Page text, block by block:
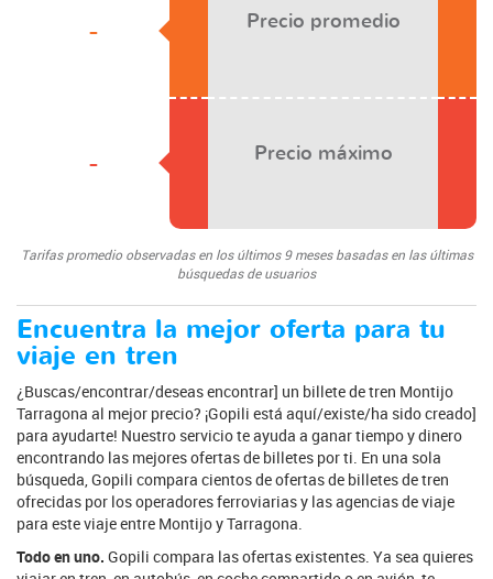
-
-
Precio promedio
Precio máximo
Tarifas promedio observadas en los últimos 9 meses basadas en las últimas
búsquedas de usuarios
Encuentra la mejor oferta para tu
viaje en tren
¿Buscas/encontrar/deseas encontrar] un billete de tren Montijo
Tarragona al mejor precio? ¡Gopili está aquí/existe/ha sido creado]
para ayudarte! Nuestro servicio te ayuda a ganar tiempo y dinero
encontrando las mejores ofertas de billetes por ti. En una sola
búsqueda, Gopili compara cientos de ofertas de billetes de tren
ofrecidas por los operadores ferroviarias y las agencias de viaje
para este viaje entre Montijo y Tarragona.
Todo en uno. Gopili compara las ofertas existentes. Ya sea quieres